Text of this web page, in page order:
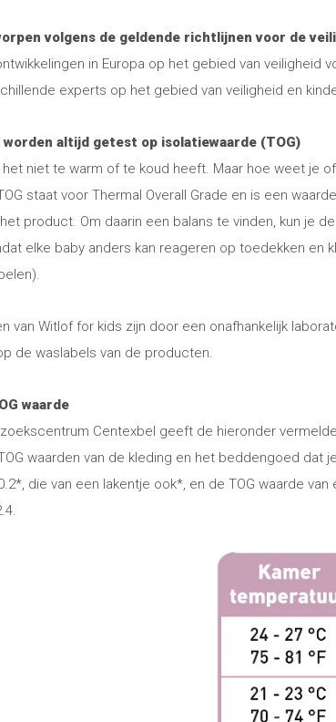
volgens de geldende richtlijnen voor de
in Europa op het gebied van
experts op het gebied van veiligheid en
worden altijd getest op isolatiewaarde (TOG)
het niet te warm of te koud heeft. Maar hoe weet
staat voor Thermal Overall Grade en is een
product. Om daarin een balans te vinden, kun je
elke baby anders kan reageren op toedekken
van Witlof for kids zijn door een onafhankelijk
de waslabels van de producten.
waarde
Centexbel geeft de hieronder
waarden van de kleding en het beddengoed
die van een lakentje ook*, en de TOG waarde